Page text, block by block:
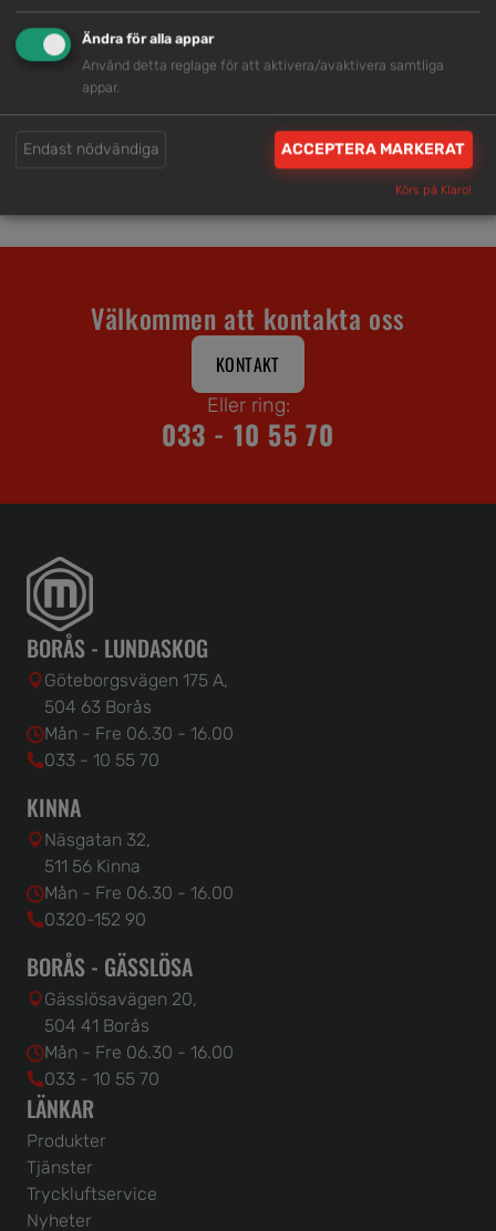
Våra hjälpsamma medarbetare är experter inom
branschen.
Brett och samlat utbud
Vi har en välsorterad maskinpark med hög
Välkommen att kontakta oss
KONTAKT
Eller ring:
033 - 10 55 70
BORÅS - LUNDASKOG
Göteborgsvägen 175 A,
504 63 Borås
Mån - Fre 06.30 - 16.00
033 - 10 55 70
KINNA
Näsgatan 32,
511 56 Kinna
Mån - Fre 06.30 - 16.00
0320-152 90
BORÅS - GÄSSLÖSA
Gässlösavägen 20,
504 41 Borås
Mån - Fre 06.30 - 16.00
033 - 10 55 70
LÄNKAR
Produkter
Tjänster
Tryckluftservice
Nyheter
Ändra för alla appar
Använd detta reglage för att aktivera/avaktivera samtliga
appar.
Endast nödvändiga ACCEPTERA MARKERAT
Körs på Klaro!